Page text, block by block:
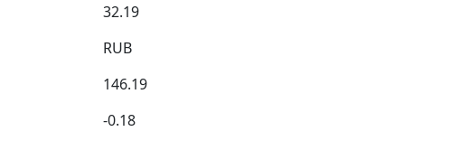
32.19
RUB
146.19
-0.18